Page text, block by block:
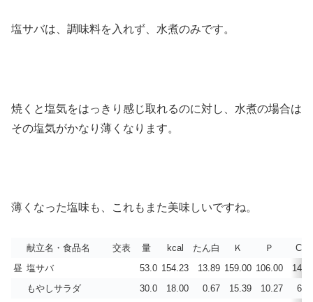
塩サバは、調味料を入れず、水煮のみです。
焼くと塩気をはっきり感じ取れるのに対し、水煮の場合は
その塩気がかなり薄くなります。
薄くなった塩味も、これもまた美味しいですね。
献立名・食品名 交表 量 kcal たん白 Ｋ Ｐ
Ca
昼 塩サバ 53.0 154.23 13.89 159.00 106.00
もやしサラダ
30.0 18.00 0.67 15.39 10.27